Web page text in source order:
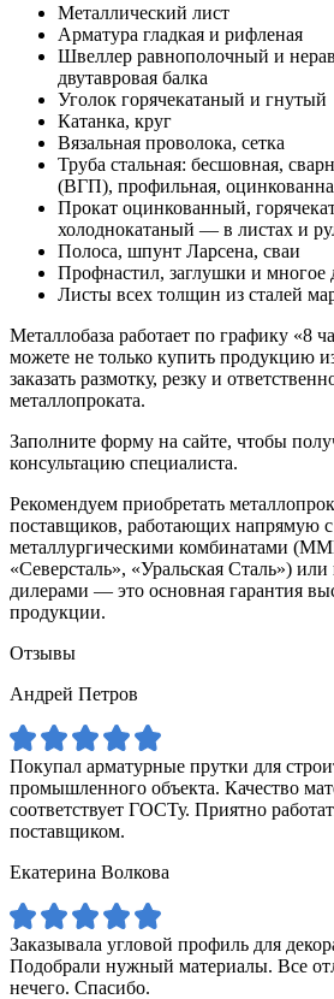
Металлический лист
Арматура гладкая и рифленая
Швеллер равнополочный и
двутавровая балка
Уголок горячекатаный и гнутый
Катанка, круг
Вязальная проволока, сетка
Труба стальная: бесшовная,
(ВГП), профильная,
Прокат оцинкованный,
холоднокатаный — в листах и
Полоса, шпунт Ларсена, сваи
Профнастил, заглушки и многое
Листы всех толщин из сталей
Металлобаза работает по графику «8
можете не только купить продукцию
заказать размотку, резку и
металлопроката.
Заполните форму на сайте, чтобы
консультацию специалиста.
Рекомендуем приобретать
поставщиков, работающих напрямую
металлургическими комбинатами
«Северсталь», «Уральская Сталь»)
дилерами — это основная гарантия
продукции.
Отзывы
Андрей Петров
Покупал арматурные прутки для
промышленного объекта. Качество
соответствует ГОСТу. Приятно
поставщиком.
Екатерина Волкова
Заказывала угловой профиль для
Подобрали нужный материалы. Все
нечего. Спасибо.